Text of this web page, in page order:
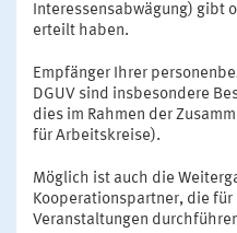
Interessensabwägung) gibt
erteilt haben.
Empfänger Ihrer
DGUV sind insbesondere
dies im Rahmen der
für Arbeitskreise).
Möglich ist auch die
Kooperationspartner, die für
Veranstaltungen